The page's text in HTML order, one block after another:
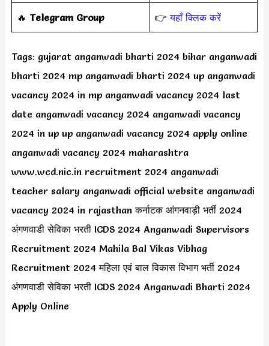
‎️‍🔥 Telegram Group 👉यहाँ क्लिक करें
Tags: gujarat anganwadi bharti 2024 bihar anganwadi
bharti 2024 mp anganwadi bharti 2024 up anganwadi
vacancy 2024 in mp anganwadi vacancy 2024 last
date anganwadi vacancy 2024 anganwadi vacancy
2024 in up up anganwadi vacancy 2024 apply online
anganwadi vacancy 2024 maharashtra
www.wcd.nic.in recruitment 2024 anganwadi
teacher salary anganwadi official website anganwadi
vacancy 2024 in rajasthan कर्नाटक आंगनवाड़ी भर्ती 2024
अंगणवाडी सेविका भरती ICDS 2024 Anganwadi Supervisors
Recruitment 2024 Mahila Bal Vikas Vibhag
Recruitment 2024 महिला एवं बाल विकास विभाग भर्ती 2024
अंगणवाडी सेविका भरती ICDS 2024 Anganwadi Bharti 2024
Apply Online